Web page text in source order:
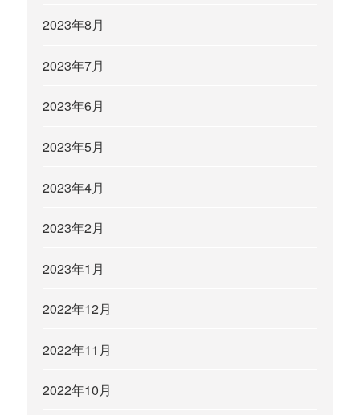
2023年8月
2023年7月
2023年6月
2023年5月
2023年4月
2023年2月
2023年1月
2022年12月
2022年11月
2022年10月